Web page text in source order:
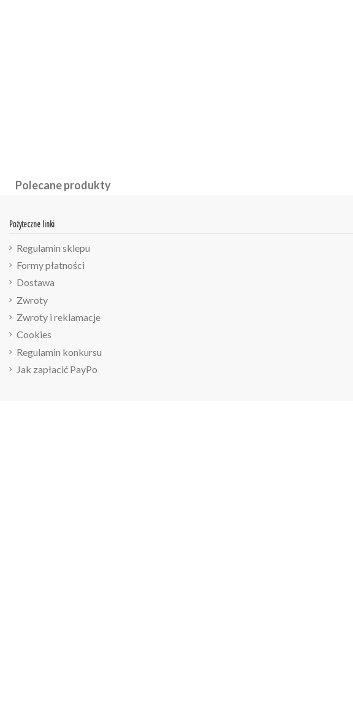
Polecane produkty
Pożyteczne linki
Regulamin sklepu
Formy płatności
Dostawa
Zwroty
Zwroty i reklamacje
Cookies
Regulamin konkursu
Jak zapłacić PayPo